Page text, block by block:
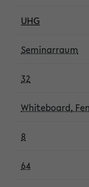
UHG
Seminarraum
32
Whiteboard,
8
64